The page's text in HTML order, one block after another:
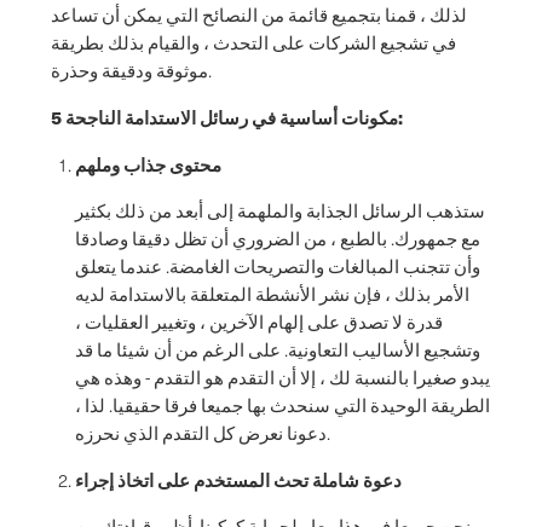
لذلك ، قمنا بتجميع قائمة من النصائح التي يمكن أن تساعد
في تشجيع الشركات على التحدث ، والقيام بذلك بطريقة
موثوقة ودقيقة وحذرة.
5 مكونات أساسية في رسائل الاستدامة الناجحة:
محتوى جذاب وملهم
ستذهب الرسائل الجذابة والملهمة إلى أبعد من ذلك بكثير
مع جمهورك. بالطبع ، من الضروري أن تظل دقيقا وصادقا
وأن تتجنب المبالغات والتصريحات الغامضة. عندما يتعلق
الأمر بذلك ، فإن نشر الأنشطة المتعلقة بالاستدامة لديه
قدرة لا تصدق على إلهام الآخرين ، وتغيير العقليات ،
وتشجيع الأساليب التعاونية. على الرغم من أن شيئا ما قد
يبدو صغيرا بالنسبة لك ، إلا أن التقدم هو التقدم - وهذه هي
الطريقة الوحيدة التي سنحدث بها جميعا فرقا حقيقيا. لذا ،
دعونا نعرض كل التقدم الذي نحرزه.
دعوة شاملة تحث المستخدم على اتخاذ إجراء